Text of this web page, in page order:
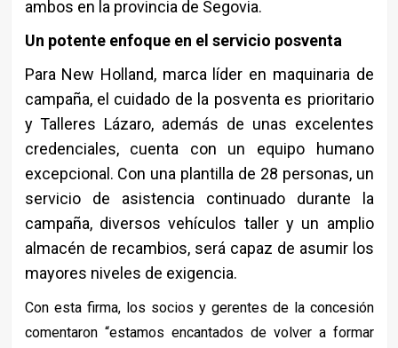
ambos en la provincia de Segovia.
Un potente enfoque en el servicio posventa
Para New Holland, marca líder en maquinaria de
campaña, el cuidado de la posventa es prioritario
y Talleres Lázaro, además de unas excelentes
credenciales, cuenta con un equipo humano
excepcional. Con una plantilla de 28 personas, un
servicio de asistencia continuado durante la
campaña, diversos vehículos taller y un amplio
almacén de recambios, será capaz de asumir los
mayores niveles de exigencia.
Con esta firma, los socios y gerentes de la concesión
comentaron “estamos encantados de volver a formar